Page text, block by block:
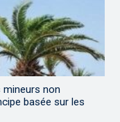
non
basée sur les